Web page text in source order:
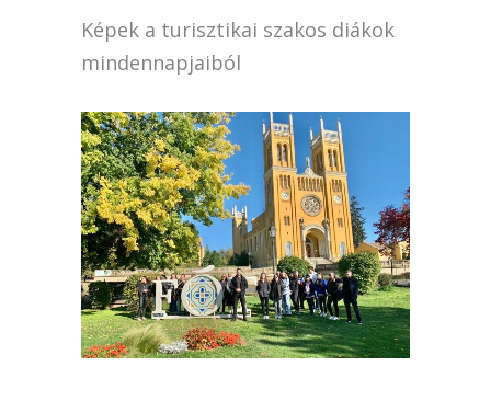
Képek a turisztikai szakos diákok
mindennapjaiból